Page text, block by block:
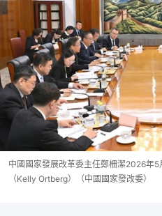
中國國家發展改革委主任鄭柵潔2026年
（Kelly Ortberg）（中國國家發改委）